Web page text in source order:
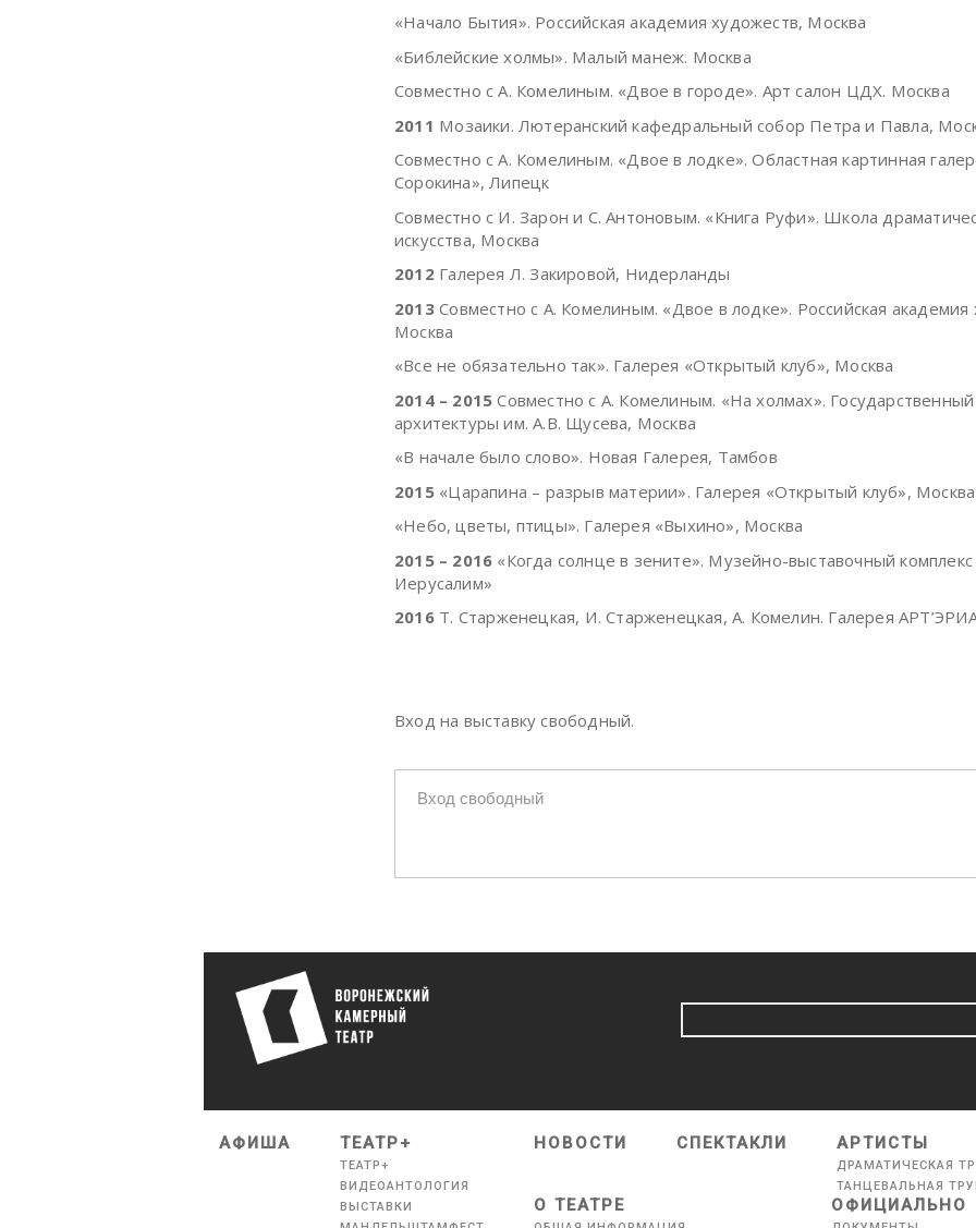
«Начало Бытия». Российская академия художеств, Москва
«Библейские холмы». Малый манеж. Москва
Совместно с А. Комелиным. «Двое в городе». Арт салон ЦДХ. Москва
2011 Мозаики. Лютеранский кафедральный собор Петра и Павла,
Совместно с А. Комелиным. «Двое в лодке». Областная картинная
Сорокина», Липецк
Совместно с И. Зарон и С. Антоновым. «Книга Руфи». Школа
искусства, Москва
2012Галерея Л. Закировой, Нидерланды
2013Совместно с А. Комелиным. «Двое в лодке». Российская академия
Москва
«Все не обязательно так». Галерея «Открытый клуб», Москва
2014 – 2015 Совместно с А. Комелиным. «На холмах».
архитектуры им. А.В. Щусева, Москва
«В начале было слово». Новая Галерея, Тамбов
2015«Царапина – разрыв материи». Галерея «Открытый клуб», Москва
«Небо, цветы, птицы». Галерея «Выхино», Москва
2015 – 2016 «Когда солнце в зените». Музейно-выставочный
Иерусалим»
2016Т. Старженецкая, И. Старженецкая, А. Комелин. Галерея
Вход на выставку свободный.
Вход свободный
АФИША ТЕАТР+
ТЕАТР+
ВИДЕОАНТОЛОГИЯ
ВЫСТАВКИ
НОВОСТИ СПЕКТАКЛИ АРТИСТЫ
ДРАМАТИЧЕСКАЯ
ТАНЦЕВАЛЬНАЯ
О ТЕАТРЕ ОФИЦИАЛЬНО